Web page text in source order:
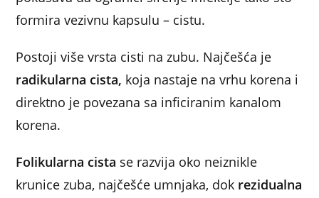
formira vezivnu kapsulu – cistu.
Postoji više vrsta cisti na zubu. Najčešća je
radikularna cista, koja nastaje na vrhu korena i
direktno je povezana sa inficiranim kanalom
korena.
Folikularna cista se razvija oko neiznikle
krunice zuba, najčešće umnjaka, dok rezidualna